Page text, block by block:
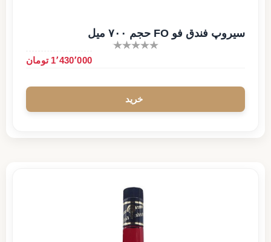
سیروپ فندق فو FO حجم ۷۰۰ میل
1٬430٬000 تومان